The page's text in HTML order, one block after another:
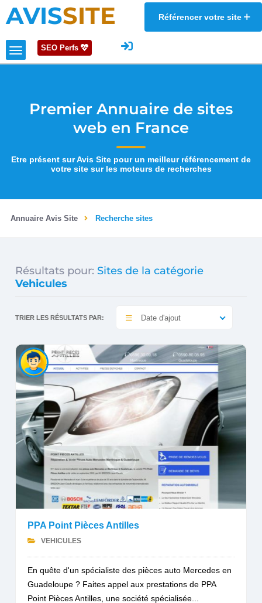
AVISSITE Référencer votre site
SEO Perfs
Premier Annuaire de sites
web en France
Etre présent sur Avis Site pour un meilleur référencement de
votre site sur les moteurs de recherches
Annuaire Avis Site Recherche sites
Résultats pour: Sites de la catégorie
Vehicules
TRIER LES RÉSULTATS PAR: Date d'ajout
PPA Point Pièces Antilles
VEHICULES
En quête d'un spécialiste des pièces auto Mercedes en
Guadeloupe ? Faites appel aux prestations de PPA
Point Pièces Antilles, une société spécialisée...